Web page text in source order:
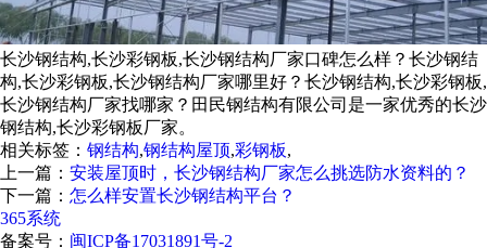
长沙钢结构,长沙彩钢板,长沙钢结构厂家口碑怎么样？长沙钢结
构,长沙彩钢板,长沙钢结构厂家哪里好？长沙钢结构,长沙彩钢板,
长沙钢结构厂家找哪家？田民钢结构有限公司是一家优秀的长沙
钢结构,长沙彩钢板厂家。
相关标签： 钢结构,钢结构屋顶,彩钢板,
上一篇： 安装屋顶时，长沙钢结构厂家怎么挑选防水资料的？
下一篇： 怎么样安置长沙钢结构平台？
365系统
备案号： 闽ICP备17031891号-2